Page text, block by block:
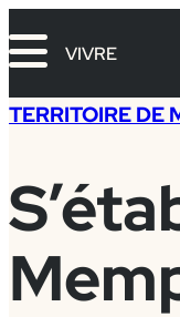
au
VIVRE
TERRITOIRE DE